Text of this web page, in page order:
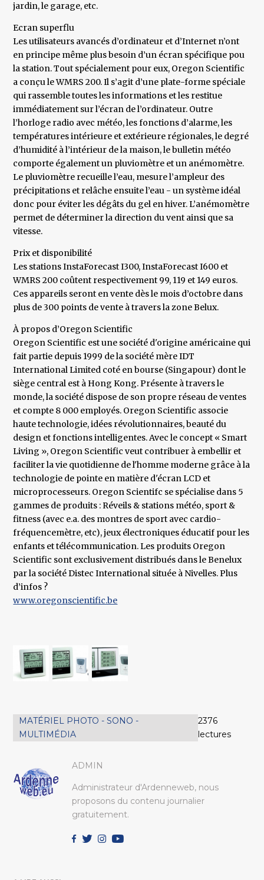
jardin, le garage, etc.
Ecran superflu
Les utilisateurs avancés d’ordinateur et d’Internet n’ont
en principe même plus besoin d’un écran spécifique pou
la station. Tout spécialement pour eux, Oregon Scientific
a conçu le WMRS 200. Il s’agit d’une plate-forme spéciale
qui rassemble toutes les informations et les restitue
immédiatement sur l’écran de l’ordinateur. Outre
l’horloge radio avec météo, les fonctions d’alarme, les
températures intérieure et extérieure régionales, le degré
d’humidité à l’intérieur de la maison, le bulletin météo
comporte également un pluviomètre et un anémomètre.
Le pluviomètre recueille l’eau, mesure l’ampleur des
précipitations et relâche ensuite l’eau - un système idéal
donc pour éviter les dégâts du gel en hiver. L’anémomètre
permet de déterminer la direction du vent ainsi que sa
vitesse.
Prix et disponibilité
Les stations InstaForecast I300, InstaForecast I600 et
WMRS 200 coûtent respectivement 99, 119 et 149 euros.
Ces appareils seront en vente dès le mois d’octobre dans
plus de 300 points de vente à travers la zone Belux.
À propos d’Oregon Scientific
Oregon Scientific est une société d'origine américaine qui
fait partie depuis 1999 de la société mère IDT
International Limited coté en bourse (Singapour) dont le
siège central est à Hong Kong. Présente à travers le
monde, la société dispose de son propre réseau de ventes
et compte 8 000 employés. Oregon Scientific associe
haute technologie, idées révolutionnaires, beauté du
design et fonctions intelligentes. Avec le concept « Smart
Living », Oregon Scientific veut contribuer à embellir et
faciliter la vie quotidienne de l'homme moderne grâce à la
technologie de pointe en matière d'écran LCD et
microprocesseurs. Oregon Scientifc se spécialise dans 5
gammes de produits : Réveils & stations météo, sport &
fitness (avec e.a. des montres de sport avec cardio-
fréquencemètre, etc), jeux électroniques éducatif pour les
enfants et télécommunication. Les produits Oregon
Scientific sont exclusivement distribués dans le Benelux
par la société Distec International située à Nivelles. Plus
d’infos ?
www.oregonscientific.be
MATÉRIEL PHOTO - SONO -
MULTIMÉDIA
2376
lectures
ADMIN
Administrateur d'Ardenneweb, nous
proposons du contenu journalier
gratuitement.